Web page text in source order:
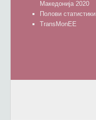
Македонија 2020
Полови статистики
TransMonEE